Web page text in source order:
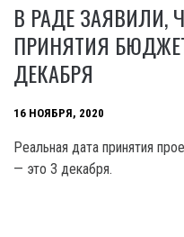
В РАДЕ ЗАЯВИЛИ,
ПРИНЯТИЯ
ДЕКАБРЯ
16 НОЯБРЯ, 2020
Реальная дата принятия
— это 3 декабря.